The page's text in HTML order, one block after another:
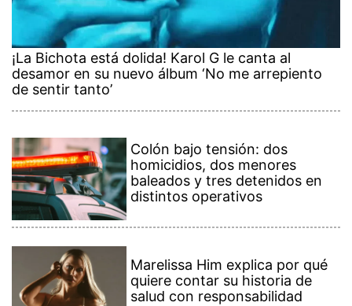
¡La Bichota está dolida! Karol G le canta al
desamor en su nuevo álbum ‘No me arrepiento
de sentir tanto’
Colón bajo tensión: dos
homicidios, dos menores
baleados y tres detenidos en
distintos operativos
Marelissa Him explica por qué
quiere contar su historia de
salud con responsabilidad